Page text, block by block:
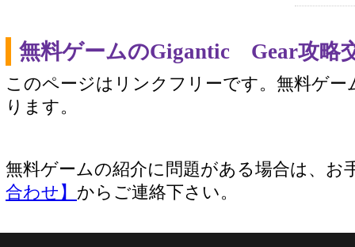
無料ゲームのGigantic Gear攻略
このページはリンクフリーです。無料ゲー
ります。
無料ゲームの紹介に問題がある場合は、お
合わせ】 からご連絡下さい。